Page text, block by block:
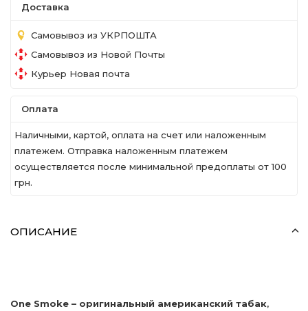
Доставка
Самовывоз из УКРПОШТА
Самовывоз из Новой Почты
Курьер Новая почта
Оплата
Наличными, картой, оплата на счет или наложенным
платежем. Отправка наложенным платежем
осуществляется после минимальной предоплаты от 100
грн.
ОПИСАНИЕ
One Smoke – оригинальный американский табак,